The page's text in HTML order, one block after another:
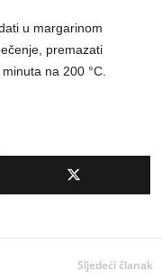
u margarinom
premazati
na 200 °C.
Sljedeći članak